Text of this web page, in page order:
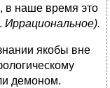
в наше время это
Иррациональное).
якобы вне
демоном.